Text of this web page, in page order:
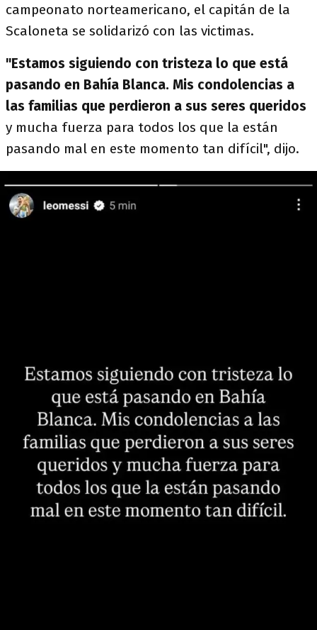
campeonato norteamericano, el capitán de la
Scaloneta se solidarizó con las victimas.
"Estamos siguiendo con tristeza lo que está
pasando en Bahía Blanca. Mis condolencias a
las familias que perdieron a sus seres queridos
y mucha fuerza para todos los que la están
pasando mal en este momento tan difícil", dijo.